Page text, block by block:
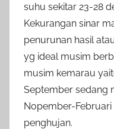
suhu sekitar 23-28
Kekurangan sinar
penurunan hasil
yg ideal musim
musim kemarau
September sedang
Nopember-
penghujan.